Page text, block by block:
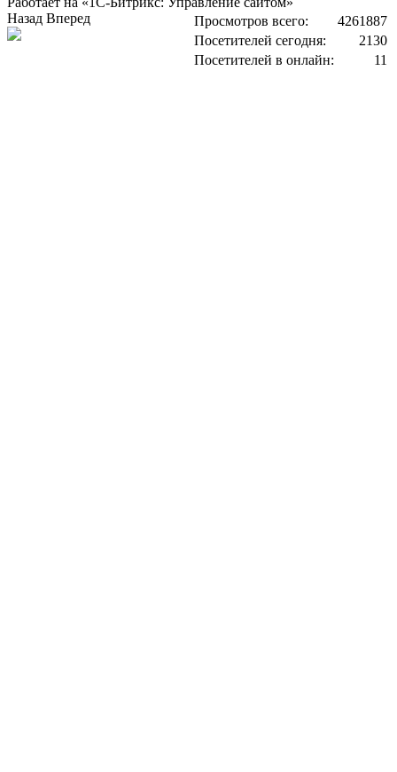
Просмотров всего:
4261887
Посетителей сегодня:
2130
Посетителей в онлайн:
11
Назад Вперед